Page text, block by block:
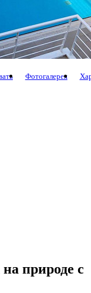
Фотогалерея
природе с